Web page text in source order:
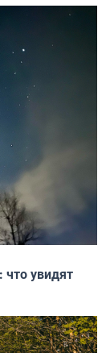
что увидят